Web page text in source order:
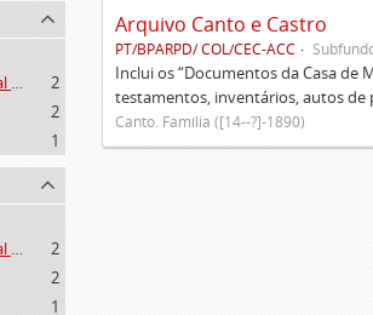
Biblioteca Pública e Arquivo Regional de Ponta Delgada (1841- )
2
2
1
Biblioteca Pública e Arquivo Regional de Ponta Delgada (1841- )
2
2
1
Arquivo Canto e Castro
PT/BPARPD/ COL/CEC-ACC
Inclui os “Documentos da Casa de
testamentos, inventários, autos de
Canto. Família ([14--?]-1890)